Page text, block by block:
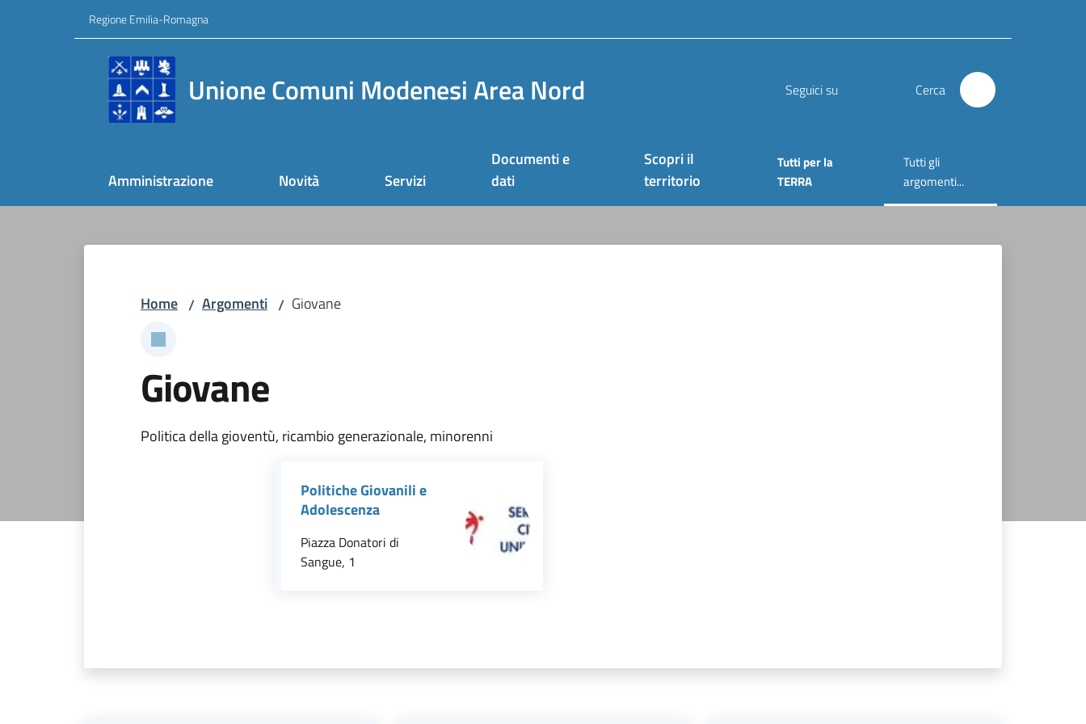
Vai al contenuto
Vai alla navigazioneRegione Emilia-Romagna
Unione Comuni Modenesi Area Nord Seguici su Cerca
Amministrazione Novità Servizi
Documenti e
dati
Scopri il
territorio
Tutti per la
TERRA
Tutti gli
argomenti...
Menu selezionato
Home / Argomenti / Giovane
Giovane
Politica della gioventù, ricambio generazionale, minorenni
Politiche Giovanili e
Adolescenza
Piazza Donatori di
Sangue, 1